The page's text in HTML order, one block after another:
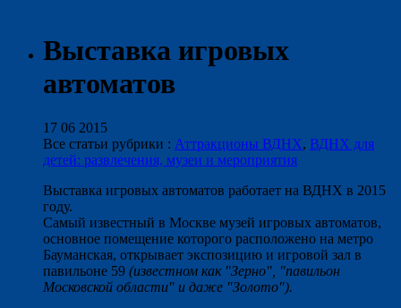
Выставка игровых
автоматов
17 06 2015
Все статьи рубрики : Аттракционы ВДНХ, ВДНХ для
детей: развлечения, музеи и мероприятия
Выставка игровых автоматов работает на ВДНХ в 2015
году.
Самый известный в Москве музей игровых автоматов,
основное помещение которого расположено на метро
Бауманская, открывает экспозицию и игровой зал в
павильоне 59 (известном как "Зерно", "павильон
Московской области" и даже "Золото").